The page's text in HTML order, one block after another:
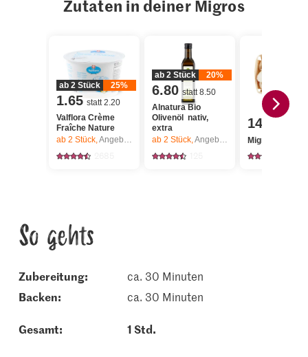
Zutaten in deiner Migros
ab 2 Stück 25%
1.65 statt 2.20
Valflora Crème
Fraîche Nature
ab 2 Stück,Angebot gilt nur vom 6.8. bis 12.8.2026, solange Vorrat.
ab 2 Stück 20%
6.80 statt 8.50
Alnatura Bio
Olivenöl nativ,
extra
ab 2 Stück,Angebot gilt nur vom 6.8. bis 12.8.2026, solange Vorrat.
14.95
Migros
So gehts
Zubereitung:
ca. 30 Minuten
backen:
ca. 30 Minuten
Gesamt: 1 Std.